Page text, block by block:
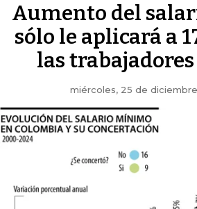
Aumento del
sólo le aplicará a
las
miércoles, 25 de